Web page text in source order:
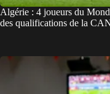
Algérie : 4 joueurs du
des qualifications de la